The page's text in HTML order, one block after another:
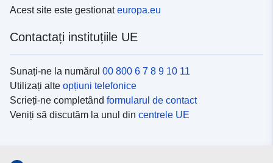
Acest site este gestionateuropa.eu
Contactați instituțiile UE
Sunați-ne la numărul 00 800 6 7 8 9 10 11
Utilizați alte opțiuni telefonice
Scrieți-ne completând formularul de contact
Veniți să discutăm la unul din centrele UE